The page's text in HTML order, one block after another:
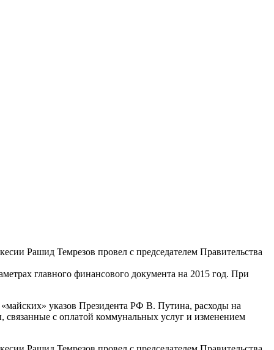
Рашид Темрезов провел с председателем Правительства
главного финансового документа на 2015 год. При
указов Президента РФ В. Путина, расходы на
связанные с оплатой коммунальных услуг и изменением